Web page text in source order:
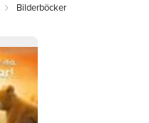
Bilderböcker